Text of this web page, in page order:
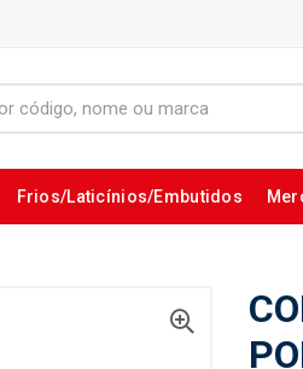
Frios/Laticínios/Embutidos